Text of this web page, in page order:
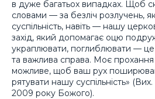
в дуже багатьох випадках. Щоб
словами — за безліч розлучень,
суспільність, навіть — нашу
захід, який допомагає оцю
украплювати, поглиблювати —
та важлива справа. Моє прохання
можливе, щоб ваш рух
рятувати нашу суспільність»
2009 року Божого).